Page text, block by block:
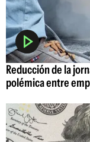
Reducción de la
polémica entre